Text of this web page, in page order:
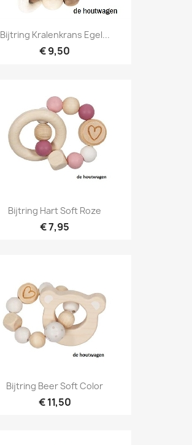
Bijtring Kralenkrans Egel...
€ 9,50
Bijtring Hart Soft Roze
€ 7,95
Bijtring Beer Soft Color
€ 11,50